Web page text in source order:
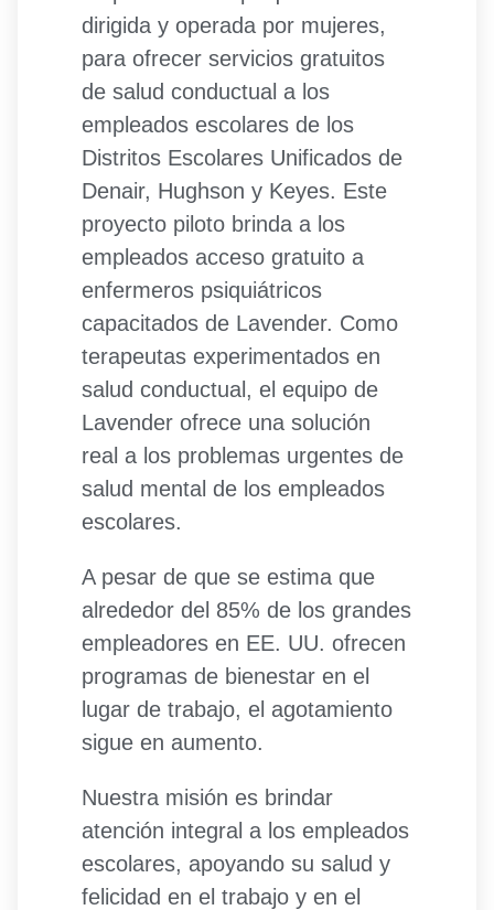
dirigida y operada por mujeres,
para ofrecer servicios gratuitos
de salud conductual a los
empleados escolares de los
Distritos Escolares Unificados de
Denair, Hughson y Keyes. Este
proyecto piloto brinda a los
empleados acceso gratuito a
enfermeros psiquiátricos
capacitados de Lavender. Como
terapeutas experimentados en
salud conductual, el equipo de
Lavender ofrece una solución
real a los problemas urgentes de
salud mental de los empleados
escolares.
A pesar de que se estima que
alrededor del 85% de los grandes
empleadores en EE. UU. ofrecen
programas de bienestar en el
lugar de trabajo, el agotamiento
sigue en aumento.
Nuestra misión es brindar
atención integral a los empleados
escolares, apoyando su salud y
felicidad en el trabajo y en el